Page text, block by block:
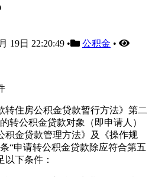
19日 22:20:49 • 公积金 •
转住房公积金贷款暂行方法》第二
转公积金贷款对象（即申请人）
积金贷款管理方法》及《操作规
“申请转公积金贷款除应符合第五
下条件：